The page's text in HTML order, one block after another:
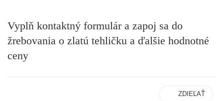
Vyplň kontaktný formulár a zapoj sa do
žrebovania o zlatú tehličku a ďalšie hodnotné
ceny
ZDIEĽAŤ